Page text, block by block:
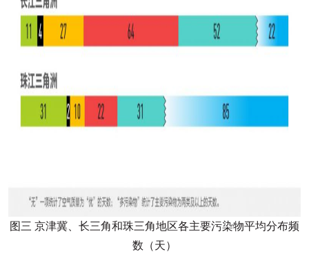
图三 京津冀、长三角和珠三角地区各主要污染物平均分布频
数（天）